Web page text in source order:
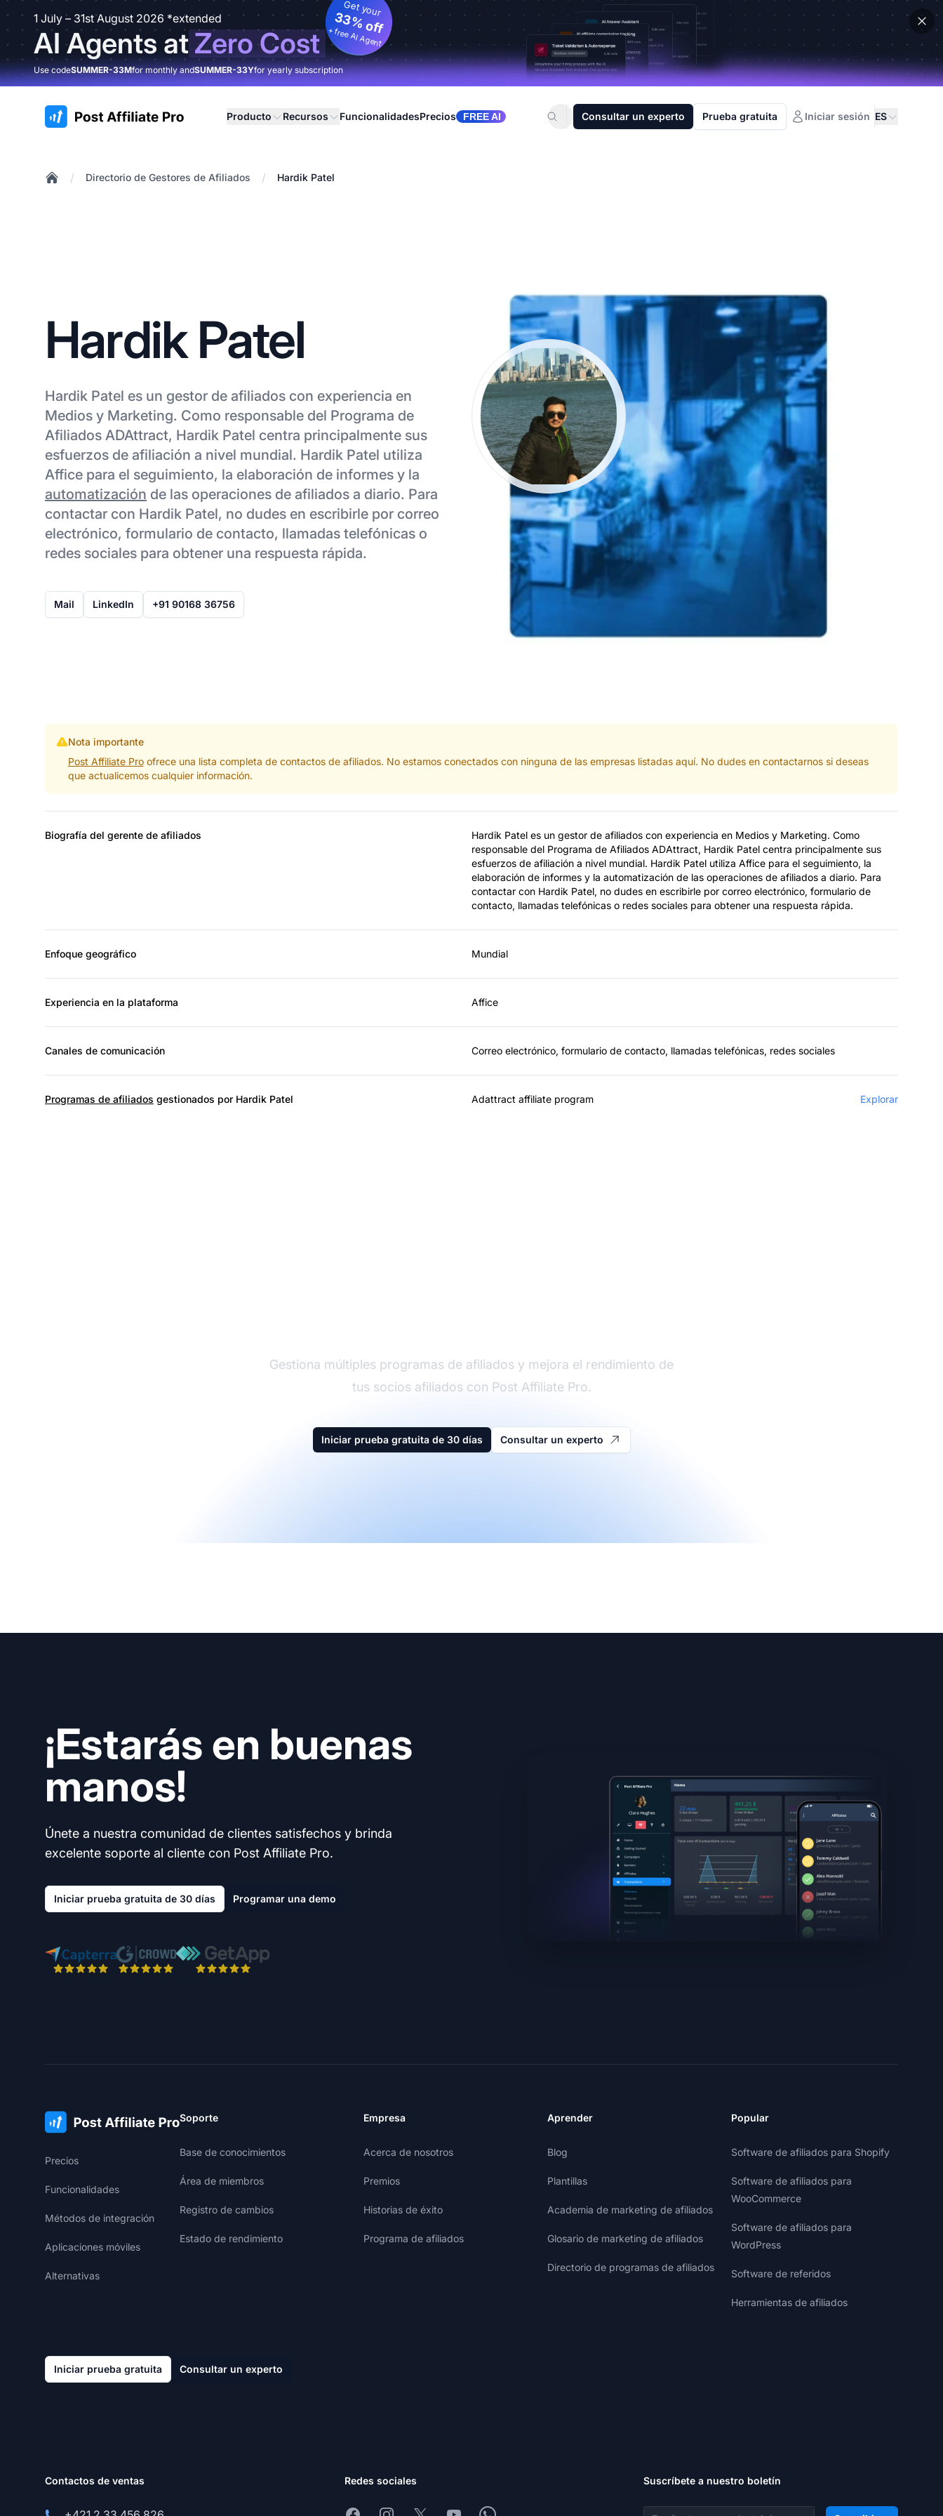
1 July – 31st August 2026 *extended
AI Agents atZero Cost
Get your
33% off
+ free AI Agent
Use codeSUMMER-33Mfor monthly andSUMMER-33Yfor yearly subscription
:site.title Producto Recursos FuncionalidadesPrecios FREE AI Consultar un experto Prueba gratuita Iniciar sesión ES
/ Directorio de Gestores de Afiliados / Hardik Patel
Hardik Patel
Hardik Patel es un gestor de afiliados con experiencia en
Medios y Marketing. Como responsable del Programa de
Afiliados ADAttract, Hardik Patel centra principalmente sus
esfuerzos de afiliación a nivel mundial. Hardik Patel utiliza
Affice para el seguimiento, la elaboración de informes y la
automatización de las operaciones de afiliados a diario. Para
contactar con Hardik Patel, no dudes en escribirle por correo
electrónico, formulario de contacto, llamadas telefónicas o
redes sociales para obtener una respuesta rápida.
Mail LinkedIn +91 90168 36756
Nota importante
Post Affiliate Proofrece una lista completa de contactos de afiliados. No estamos conectados con ninguna de las empresas listadas aquí. No dudes en contactarnos si deseas
que actualicemos cualquier información.
Biografía del gerente de afiliados
Hardik Patel es un gestor de afiliados con experiencia en Medios y Marketing. Como
responsable del Programa de Afiliados ADAttract, Hardik Patel centra principalmente sus
esfuerzos de afiliación a nivel mundial. Hardik Patel utiliza Affice para el seguimiento, la
elaboración de informes y la automatización de las operaciones de afiliados a diario. Para
contactar con Hardik Patel, no dudes en escribirle por correo electrónico, formulario de
contacto, llamadas telefónicas o redes sociales para obtener una respuesta rápida.
Enfoque geográfico Mundial
Experiencia en la plataforma Affice
Canales de comunicación Correo electrónico, formulario de contacto, llamadas telefónicas, redes sociales
Programas de afiliados gestionados por Hardik Patel Adattract affiliate program Explorar
Gestiona múltiples programas de afiliados y mejora el rendimiento de
tus socios afiliados con Post Affiliate Pro.
Iniciar prueba gratuita de 30 días Consultar un experto
¡Estarás en buenas
manos!
Únete a nuestra comunidad de clientes satisfechos y brinda
excelente soporte al cliente con Post Affiliate Pro.
Iniciar prueba gratuita de 30 días Programar una demo
Precios
Funcionalidades
Métodos de integración
Aplicaciones móviles
Alternativas
Soporte
Base de conocimientos
Área de miembros
Registro de cambios
Estado de rendimiento
Empresa
Acerca de nosotros
Premios
Historias de éxito
Programa de afiliados
Aprender
Blog
Plantillas
Academia de marketing de afiliados
Glosario de marketing de afiliados
Directorio de programas de afiliados
Popular
Software de afiliados para Shopify
Software de afiliados para
WooCommerce
Software de afiliados para
WordPress
Software de referidos
Herramientas de afiliados
Iniciar prueba gratuita Consultar un experto
Contactos de ventas Redes sociales Suscríbete a nuestro boletín